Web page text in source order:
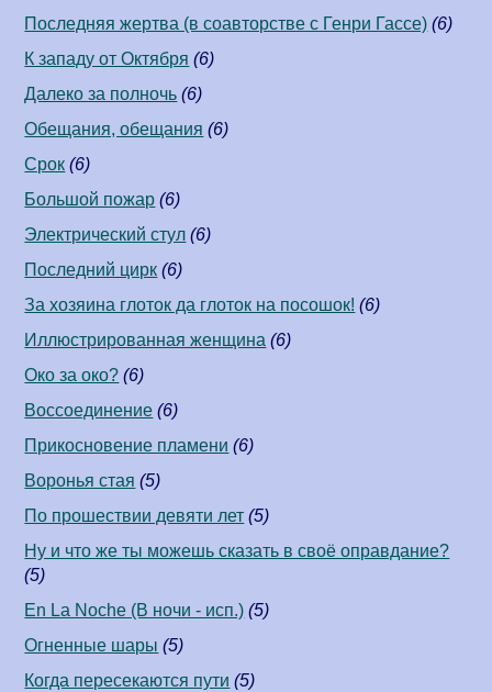
Последняя жертва (в соавторстве c Генри Гассе) (6)
К западу от Октября (6)
Далеко за полночь (6)
Обещания, обещания (6)
Срок (6)
Большой пожар (6)
Электрический стул (6)
Последний цирк (6)
За хозяина глоток да глоток на посошок! (6)
Иллюстрированная женщина (6)
Око за око? (6)
Воссоединение (6)
Прикосновение пламени (6)
Воронья стая (5)
По прошествии девяти лет (5)
Ну и что же ты можешь сказать в своё оправдание?
(5)
En La Noche (В ночи - исп.) (5)
Огненные шары (5)
Когда пересекаются пути (5)